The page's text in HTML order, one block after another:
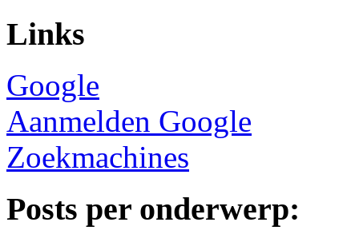
Links
Google
Aanmelden Google
Zoekmachines
Posts per onderwerp: